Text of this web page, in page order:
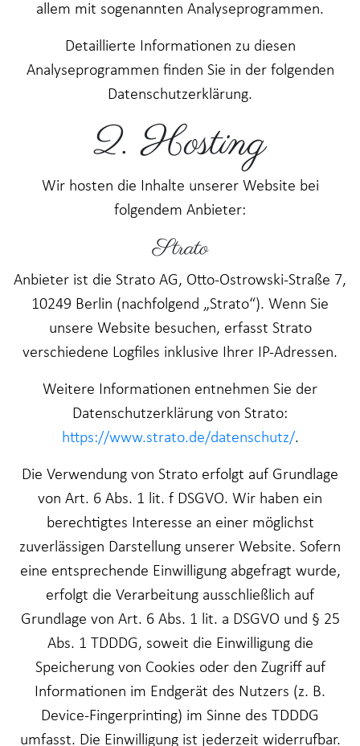
allem mit sogenannten Analyseprogrammen.
Detaillierte Informationen zu diesen
Analyseprogrammen finden Sie in der folgenden
Datenschutzerklärung.
2. Hosting
Wir hosten die Inhalte unserer Website bei
folgendem Anbieter:
Strato
Anbieter ist die Strato AG, Otto-Ostrowski-Straße 7,
10249 Berlin (nachfolgend „Strato“). Wenn Sie
unsere Website besuchen, erfasst Strato
verschiedene Logfiles inklusive Ihrer IP-Adressen.
Weitere Informationen entnehmen Sie der
Datenschutzerklärung von Strato:
https://www.strato.de/datenschutz/.
Die Verwendung von Strato erfolgt auf Grundlage
von Art. 6 Abs. 1 lit. f DSGVO. Wir haben ein
berechtigtes Interesse an einer möglichst
zuverlässigen Darstellung unserer Website. Sofern
eine entsprechende Einwilligung abgefragt wurde,
erfolgt die Verarbeitung ausschließlich auf
Grundlage von Art. 6 Abs. 1 lit. a DSGVO und § 25
Abs. 1 TDDDG, soweit die Einwilligung die
Speicherung von Cookies oder den Zugriff auf
Informationen im Endgerät des Nutzers (z. B.
Device-Fingerprinting) im Sinne des TDDDG
umfasst. Die Einwilligung ist jederzeit widerrufbar.